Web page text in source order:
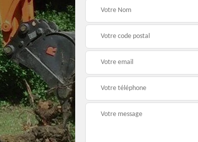
Elagage et étêtage
d'arbre 56
haie 56